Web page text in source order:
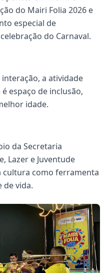
do Mairi Folia 2026 e
especial de
do Carnaval.
a atividade
espaço de inclusão,
idade.
da Secretaria
Lazer e Juventude
como ferramenta
de vida.